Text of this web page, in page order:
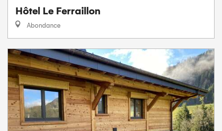
Hôtel Le Ferraillon
Abondance